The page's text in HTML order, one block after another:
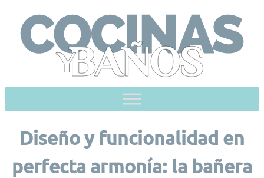
content
Diseño y funcionalidad en
perfecta armonía: la bañera